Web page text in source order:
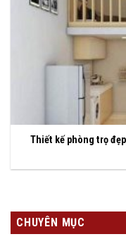
Thiết kế phòng trọ
CHUYÊN MỤC